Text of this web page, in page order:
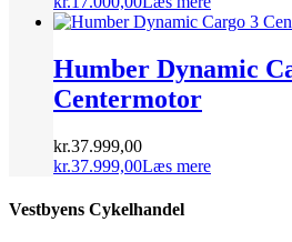
Humber Dynamic
Centermotor
kr.37.999,00
kr.37.999,00Læs mere
Vestbyens Cykelhandel